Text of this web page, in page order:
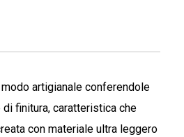
artigianale conferendole
finitura, caratteristica che
con materiale ultra leggero